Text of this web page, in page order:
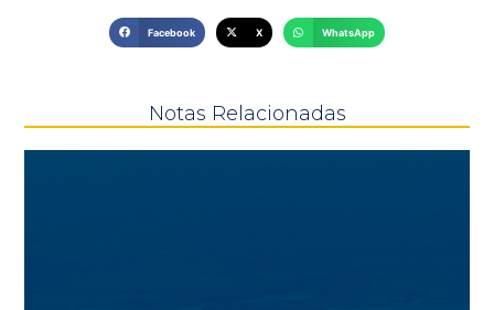
Facebook X WhatsApp
Notas Relacionadas